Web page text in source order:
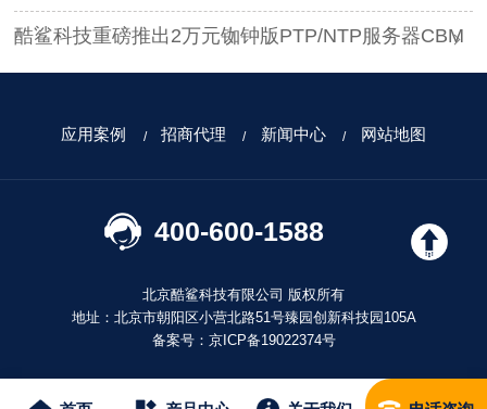
酷鲨科技重磅推出2万元铷钟版PTP/NTP服务器CBM
应用案例 招商代理 新闻中心 网站地图
400-600-1588
北京酷鲨科技有限公司 版权所有
地址：北京市朝阳区小营北路51号臻园创新科技园105A
备案号： 京ICP备19022374号